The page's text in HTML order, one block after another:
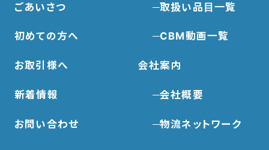
取扱い品目一覧
CBM動画一覧
ごあいさつ
会社案内
会社概要
物流ネットワーク
初めての方へ
お取引様へ
新着情報
お問い合わせ